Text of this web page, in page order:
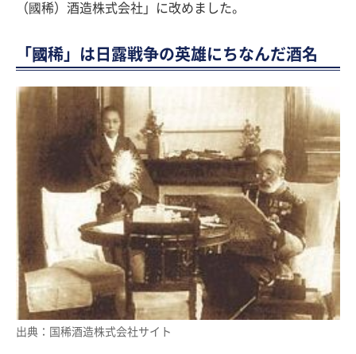
（國稀）酒造株式会社」に改めました。
「國稀」は日露戦争の英雄にちなんだ酒名
出典：国稀酒造株式会社サイト